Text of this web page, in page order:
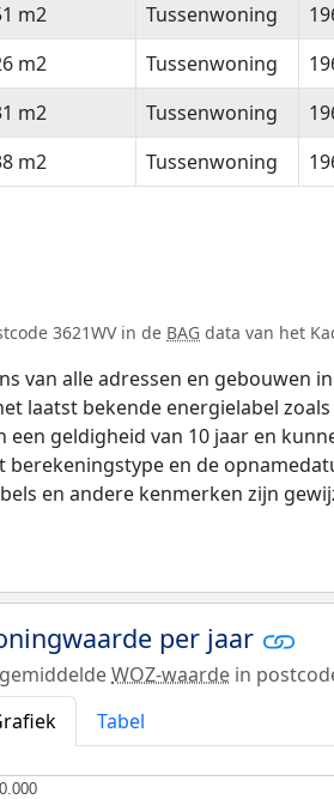
m2 Tussenwoning
m2 Tussenwoning
m2 Tussenwoning
m2 Tussenwoning
3621WV in de BAG data van het
van alle adressen en gebouwen
laatst bekende energielabel
geldigheid van 10 jaar en
berekeningstype en de
en andere kenmerken zijn
per jaar
WOZ-waarde in
Tabel